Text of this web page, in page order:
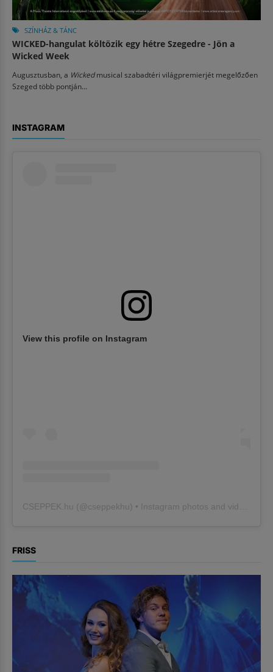
SZÍNHÁZ & TÁNC
WICKED-hangulat költözik egy hétre Szegedre - Jön a
Wicked Week
Augusztusban, a Wickedmusical szabadtéri világpremierjét megelőzően
Szeged több pontján...
INSTAGRAM
View this profile on Instagram
CSEPPEK.hu (@cseppekhu ) • Instagram photos and videos
FRISS